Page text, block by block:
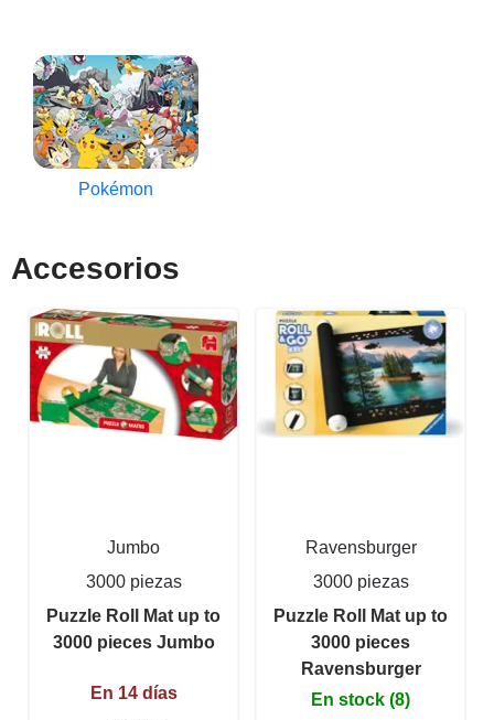
Pokémon
Accesorios
Jumbo
3000 piezas
Puzzle Roll Mat up to
3000 pieces Jumbo
En 14 días
Ravensburger
3000 piezas
Puzzle Roll Mat up to
3000 pieces
Ravensburger
En stock (8)